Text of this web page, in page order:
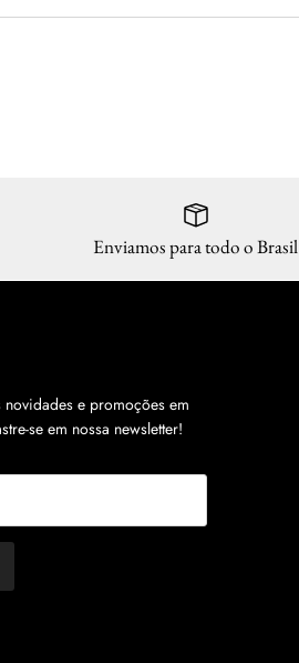
Enviamos para todo o Brasil
e promoções em
se em nossa newsletter!